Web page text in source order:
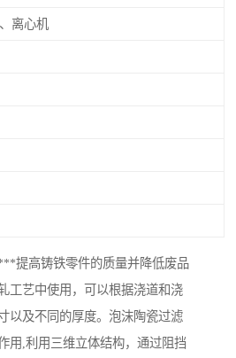
离心机
提高铸铁零件的质量并降低废品
工艺中使用，可以根据浇道和浇
以及不同的厚度。泡沫陶瓷过滤
用,利用三维立体结构，通过阻挡